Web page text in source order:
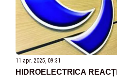
11 apr. 2025, 09:31
HIDROELECTRICA